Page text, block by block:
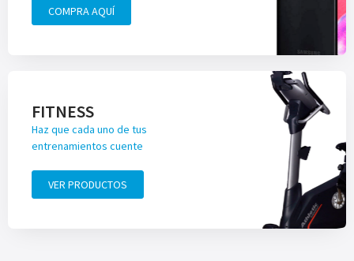
COMPRA AQUÍ
FITNESS
Haz que cada uno de tus
entrenamientos cuente
VER PRODUCTOS